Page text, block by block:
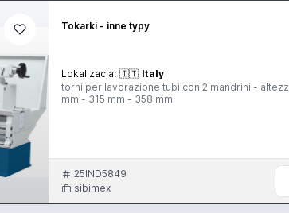
Tokarki - inne typy
Lokalizacja: 🇮🇹 Italy
torni per lavorazione tubi con 2 mandrini -
mm - 315 mm - 358 mm
25IND5849
sibimex